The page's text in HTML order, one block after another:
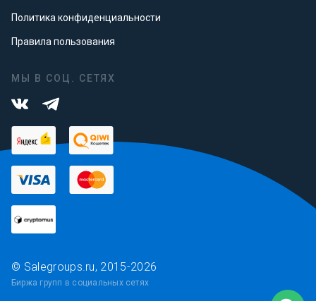
Политика конфиденциальности
Правила пользования
МЫ В СОЦ. СЕТЯХ
© Salegroups.ru, 2015-2026
Биржа групп в социальных сетях